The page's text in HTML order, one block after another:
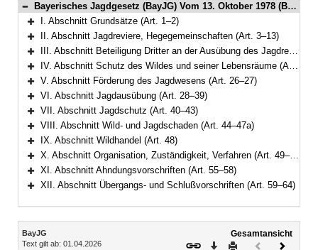
Bereich reduzieren
Bayerisches Jagdgesetz (BayJG) Vom 13. Oktober 1978 (BayRS V S. 595) BayRS 792-1-W (Art. 1–64)
Bereich erweitern
I. Abschnitt Grundsätze (Art. 1–2)
Bereich erweitern
II. Abschnitt Jagdreviere, Hegegemeinschaften (Art. 3–13)
Bereich erweitern
III. Abschnitt Beteiligung Dritter an der Ausübung des Jagdrechts (Art. 14–20)
Bereich erweitern
IV. Abschnitt Schutz des Wildes und seiner Lebensräume (Art. 21–25)
Bereich erweitern
V. Abschnitt Förderung des Jagdwesens (Art. 26–27)
Bereich erweitern
VI. Abschnitt Jagdausübung (Art. 28–39)
Bereich erweitern
VII. Abschnitt Jagdschutz (Art. 40–43)
Bereich erweitern
VIII. Abschnitt Wild- und Jagdschaden (Art. 44–47a)
Bereich erweitern
IX. Abschnitt Wildhandel (Art. 48)
Bereich erweitern
X. Abschnitt Organisation, Zuständigkeit, Verfahren (Art. 49–54)
Bereich erweitern
XI. Abschnitt Ahndungsvorschriften (Art. 55–58)
XII. Abschnitt Übergangs- und Schlußvorschriften (Art. 59–64)
Inhalt
BayJG
Text gilt ab: 01.04.2026
Gesamtansicht
Download
DruckenVorheriges